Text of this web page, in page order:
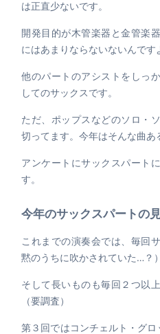
は正直少ないです。
開発目的が木管楽器と金管楽
にはあまりならないないんです
他のパートのアシストをしっ
してのサックスです。
ただ、ポップスなどのソロ・
切ってます。今年はそんな曲あ
アンケートにサックスパート
す。
今年のサックスパートの
これまでの演奏会では、毎回
黙のうちに吹かされていた…？）
そして長いものも毎回２つ以
（要調査）
第３回ではコンチェルト・グ